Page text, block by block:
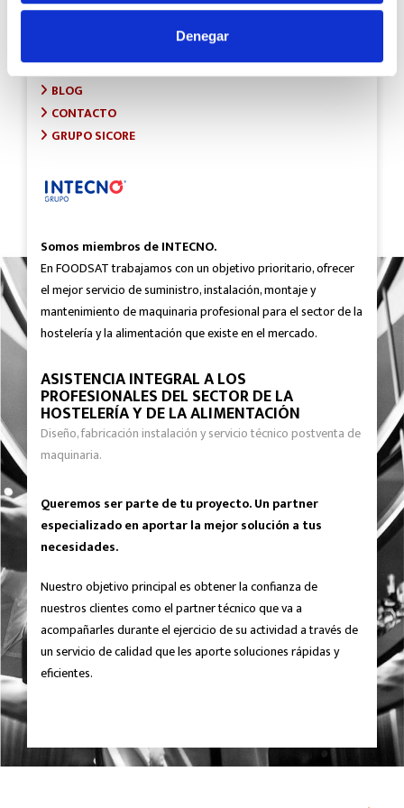
Denegar
PROYECTOS
BLOG
CONTACTO
GRUPO SICORE
Somos miembros de INTECNO.
En FOODSAT trabajamos con un objetivo prioritario, ofrecer
el mejor servicio de suministro, instalación, montaje y
mantenimiento de maquinaria profesional para el sector de la
hostelería y la alimentación que existe en el mercado.
ASISTENCIA INTEGRAL A LOS
PROFESIONALES DEL SECTOR DE LA
HOSTELERÍA Y DE LA ALIMENTACIÓN
Diseño, fabricación instalación y servicio técnico postventa de
maquinaria.
Queremos ser parte de tu proyecto. Un partner
especializado en aportar la mejor solución a tus
necesidades.
Nuestro objetivo principal es obtener la confianza de
nuestros clientes como el partner técnico que va a
acompañarles durante el ejercicio de su actividad a través de
un servicio de calidad que les aporte soluciones rápidas y
eficientes.